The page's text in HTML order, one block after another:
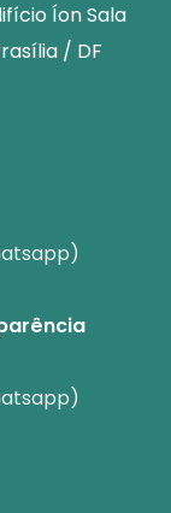
Íon Sala
/ DF